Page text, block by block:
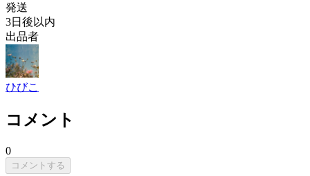
発送
3日後以内
出品者
ひびこ
コメント
0
コメントする